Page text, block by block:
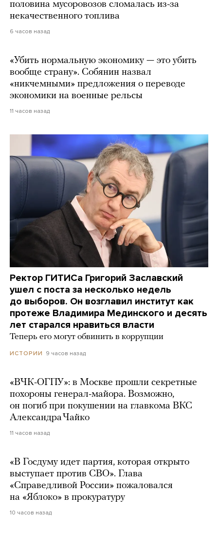
половина мусоровозов сломалась из-за
некачественного топлива
6 часов назад
«Убить нормальную экономику — это убить
вообще страну». Собянин назвал
«никчемными» предложения о переводе
экономики на военные рельсы
11 часов назад
Ректор ГИТИСа Григорий Заславский
ушел с поста за несколько недель
до выборов. Он возглавил институт как
протеже Владимира Мединского и десять
лет старался нравиться власти
Теперь его могут обвинить в коррупции
ИСТОРИИ 9 часов назад
«ВЧК-ОГПУ»: в Москве прошли секретные
похороны генерал-майора. Возможно,
он погиб при покушении на главкома ВКС
Александра Чайко
11 часов назад
«В Госдуму идет партия, которая открыто
выступает против СВО». Глава
«Справедливой России» пожаловался
на «Яблоко» в прокуратуру
10 часов назад